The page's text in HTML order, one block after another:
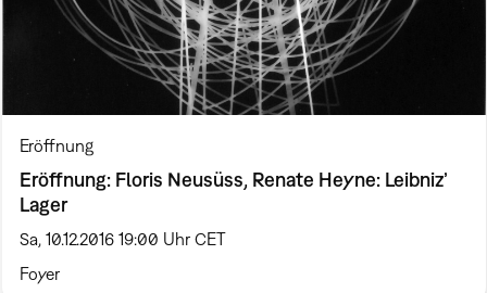
Eröffnung
Eröffnung: Floris Neusüss, Renate Heyne: Leibniz’
Lager
Sa, 10.12.2016 19:00 Uhr CET
Foyer